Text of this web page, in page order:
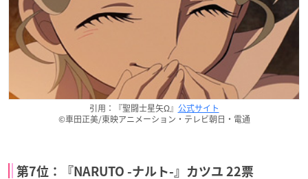
引用：『聖闘士星矢Ω』 公式サイト
©車田正美/東映アニメーション・テレビ朝日・電通
第7位：『NARUTO -ナルト-』カツユ 22票